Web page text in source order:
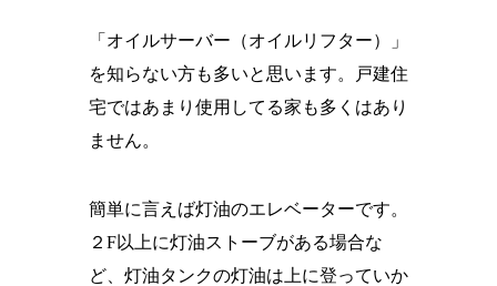
「オイルサーバー（オイルリフター）」
を知らない方も多いと思います。戸建住
宅ではあまり使用してる家も多くはあり
ません。
簡単に言えば灯油のエレベーターです。
２F以上に灯油ストーブがある場合な
ど、灯油タンクの灯油は上に登っていか